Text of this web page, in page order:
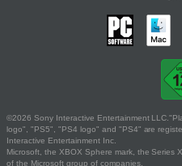
©2026 Sony Interactive Entertainment
logo", "PS5", "PS4 logo" and "PS4" are
Interactive Entertainment Inc.
Microsoft, the XBOX Sphere mark, the Series
of the Microsoft group of companies.